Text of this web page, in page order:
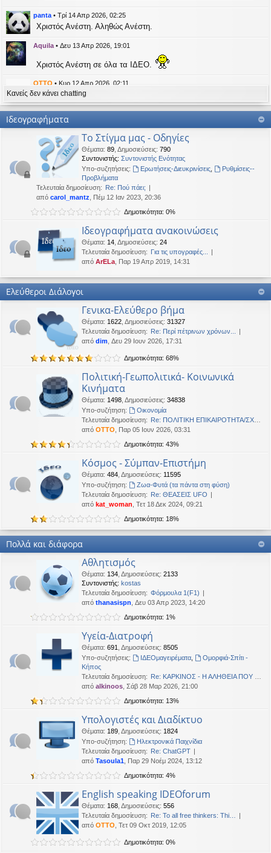
εις
η
panta • Τρί 14 Απρ 2026, 02:25
Χριστός Ανέστη. Αληθώς Ανέστη.
Aquila • Δευ 13 Απρ 2026, 19:01
Χριστός Ανέστη σε όλα τα ΙΔΕΟ.
OTTO • Κυρ 12 Απρ 2026, 02:11
likes this message
panta έγραψε:
Καλή Μεγάλη Εβδομάδα. Καλή Ανάσταση.
Καλή Ανάσταση σε όλους!
• Τετ 08 Απρ 2026, 14:21
pantaέγραψε:↑
Καλή Ανάσταση σε όλους!
Δευ 06 Απρ 2026, 02:48
Καλή Μεγάλη Εβδομάδα. Καλή Ανάσταση.
OTTO•Τετ 18 Μαρ 2026, 21:30
Oropion Τρί 17 Μαρ 2026, 07:43
Καλησπερα
panta•Δευ 16 Μαρ 2026, 03:18
Έκανε Like σε αυτό το μήνυμα
OTTO έγραψε:↑
Καλώστονε. Είναι υπό κατοχή στο καθεστώς ΝΔ.
Δευ 16 Φεβ 2026, 18:20
Δευ 16 Φεβ 2026, 02:33
Γεια χαρά. καλέ, πού πήγαν οι κόσμοι;
BlueAngel Πέμ 29 Ιαν 2026, 22:08
likes this message
OTTOέγραψε:↑
Καλησπερα
OTTO•Δευ 19 Ιαν 2026, 16:53
Καλησπερα
neodikos•Κυρ 18 Ιαν 2026, 01:49
Καλημέρα σε όλους
OTTO•Πέμ 08 Ιαν 2026, 01:33
Χρόνια πολλά, καλή χρονια με δικαιοσύνη στα παντα.
Κανείς δεν κάνει chatting
Ιδεογραφήματα
Το Στίγμα μας - Οδηγίες
Θέματα: 89 Δημοσιεύσεις: 790
Συντονιστής: Συντονιστής Ενότητας
Υπο-συζητήσεις:
Ερωτήσεις-Διευκρινίσεις,
Ρυθμίσεις--
Προβλήματα
Τελευταία δημοσίευση: Re: Πού πάει;
από carol_mantz , Πέμ 12 Ιαν 2023, 20:36
Δημοτικότητα: 0%
Ιδεογραφήματα ανακοινώσεις
Θέματα: 14 Δημοσιεύσεις: 24
Τελευταία δημοσίευση: Για τις υπογραφές...
από ArELa , Παρ 19 Απρ 2019, 14:31
Ελεύθεροι Διάλογοι
Γενικα-Ελεύθερο βήμα
Θέματα: 1622 Δημοσιεύσεις: 31327
Τελευταία δημοσίευση: Re: Περί πέτρινων χρόνων...
από dim , Δευ 29 Ιουν 2026, 17:31
Δημοτικότητα: 68%
Πολιτική-Γεωπολιτικά- Κοινωνικά
Κινήματα
Θέματα: 1498 Δημοσιεύσεις: 34838
Υπο-συζήτηση:
Oικονομία
Τελευταία δημοσίευση: Re: ΠΟΛΙΤΙΚΗ ΕΠΙΚΑΙΡΟΤΗΤΑ/ΣΧΟ…
από OTTO , Παρ 05 Ιουν 2026, 03:31
Δημοτικότητα: 43%
Κόσμος - Σύμπαν-Επιστήμη
Θέματα: 484 Δημοσιεύσεις: 11595
Υπο-συζήτηση:
Ζωα-Φυτά (τα πάντα στη φύση)
Τελευταία δημοσίευση: Re: ΘΕΑΣΕΙΣ UFO
από kat_woman , Τετ 18 Δεκ 2024, 09:21
Δημοτικότητα: 18%
Πολλά και διάφορα
Αθλητισμός
Θέματα: 134 Δημοσιεύσεις: 2133
Συντονιστής: kostas
Τελευταία δημοσίευση: Φόρμουλα 1(F1)
από thanasispn , Δευ 03 Απρ 2023, 14:20
Δημοτικότητα: 1%
Υγεία-Διατροφή
Θέματα: 691 Δημοσιεύσεις: 8505
Υπο-συζητήσεις:
ΙΔΕΟμαγειρέματα,
Ομορφιά-Σπίτι -
Κήπος
Τελευταία δημοσίευση: Re: ΚΑΡΚΙΝΟΣ - Η ΑΛΗΘΕΙΑ ΠΟΥ …
από alkinoos , Σάβ 28 Μαρ 2026, 21:00
Δημοτικότητα: 13%
Υπολογιστές και Διαδίκτυο
Θέματα: 189 Δημοσιεύσεις: 1824
Υπο-συζήτηση:
Ηλεκτρονικά Παιχνίδια
Τελευταία δημοσίευση: Re: ChatGPT
από Tasoula1 , Παρ 29 Νοέμ 2024, 13:12
Δημοτικότητα: 4%
English speaking IDEOforum
Θέματα: 168 Δημοσιεύσεις: 556
Τελευταία δημοσίευση: Re: To all free thinkers: Thi…
από OTTO , Τετ 09 Οκτ 2019, 12:05
Δημοτικότητα: 0%